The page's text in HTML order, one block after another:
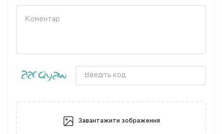
Завантажити зображення